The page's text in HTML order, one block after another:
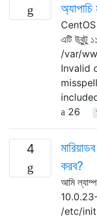
CentOS
এটি উবুন্টু
/var/
Invalid
26
4
করব?
আমি ল্যাম্প
10.0.23-
/etc/